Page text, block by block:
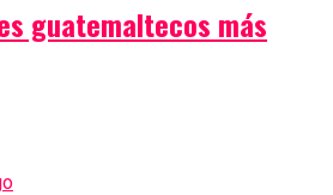
guatemaltecos más